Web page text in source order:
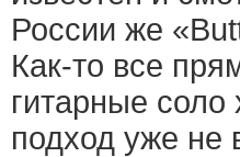
России же
Как-то все
гитарные соло
подход уже не